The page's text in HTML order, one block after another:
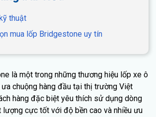
kỹ thuật
mua lốp Bridgestone uy tín
là một trong những thương hiệu lốp xe ô
chuộng hàng đầu tại thị trường Việt
hàng đặc biệt yêu thích sử dụng dòng
lượng cực tốt với độ bền cao và nhiều ưu